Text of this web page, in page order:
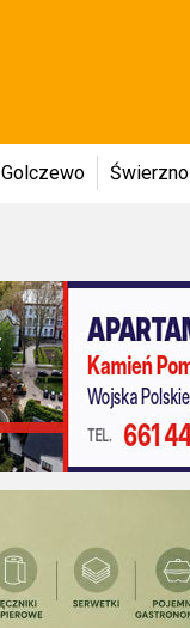
Golczewo Świerzno